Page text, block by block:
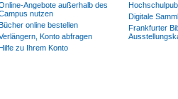
Angebote außerhalb des
nutzen
online bestellen
Konto abfragen
zu Ihrem Konto
Digitale
Frankfurter